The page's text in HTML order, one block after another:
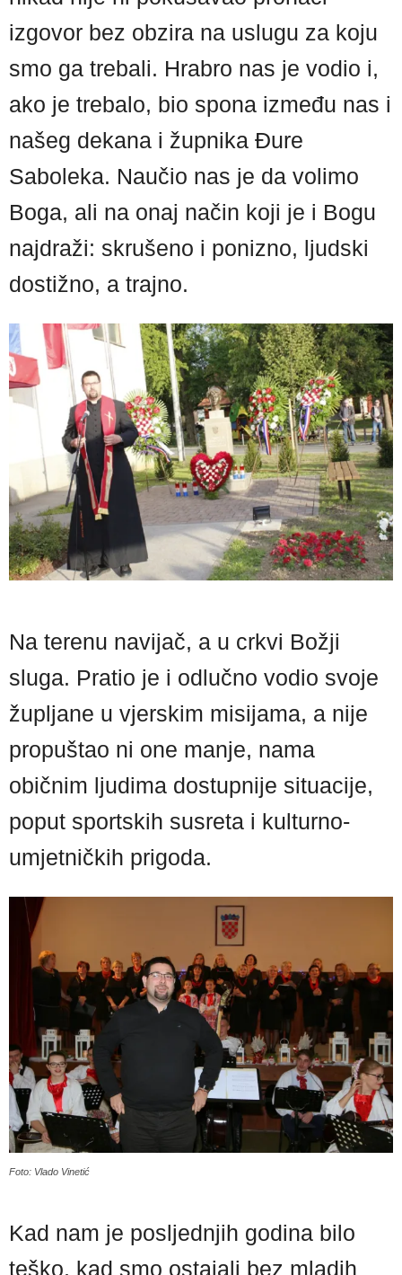
izgovor bez obzira na uslugu za koju
smo ga trebali. Hrabro nas je vodio i,
ako je trebalo, bio spona između nas i
našeg dekana i župnika Đure
Saboleka. Naučio nas je da volimo
Boga, ali na onaj način koji je i Bogu
najdraži: skrušeno i ponizno, ljudski
dostižno, a trajno.
Na terenu navijač, a u crkvi Božji
sluga. Pratio je i odlučno vodio svoje
župljane u vjerskim misijama, a nije
propuštao ni one manje, nama
običnim ljudima dostupnije situacije,
poput sportskih susreta i kulturno-
umjetničkih prigoda.
Foto: Vlado Vinetić
Kad nam je posljednjih godina bilo
teško, kad smo ostajali bez mladih